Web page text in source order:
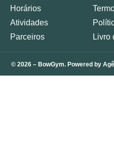
Horários
Atividades
Parceiros
Livro
© 2026 – BowGym. Powered by